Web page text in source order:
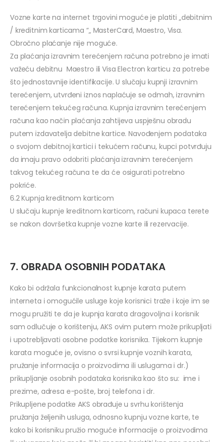
Vozne karte na internet trgovini moguće je platiti „debitnim
/ kreditnim karticama “„ MasterCard, Maestro, Visa.
Obročno plaćanje nije moguće.
Za plaćanja izravnim terećenjem računa potrebno je imati
važeću debitnu Maestro ili Visa Electron karticu za potrebe
što jednostavnije identifikacije. U slučaju kupnji izravnim
terećenjem, utvrđeni iznos naplaćuje se odmah, izravnim
terećenjem tekućeg računa. Kupnja izravnim terećenjem
računa kao način plaćanja zahtijeva uspješnu obradu
putem izdavatelja debitne kartice. Navođenjem podataka
o svojom debitnoj kartici i tekućem računu, kupci potvrđuju
da imaju pravo odobriti plaćanja izravnim terećenjem
takvog tekućeg računa te da će osigurati potrebno
pokriće.
6.2 Kupnja kreditnom karticom
U slučaju kupnje kreditnom karticom, računi kupaca terete
se nakon dovršetka kupnje vozne karte ili rezervacije.
7. OBRADA OSOBNIH PODATAKA
Kako bi održala funkcionalnost kupnje karata putem
interneta i omogućile usluge koje korisnici traže i koje im se
mogu pružiti te da je kupnja karata dragovoljna i korisnik
sam odlučuje o korištenju, AKS ovim putem može prikupljati
i upotrebljavati osobne podatke korisnika. Tijekom kupnje
karata moguće je, ovisno o svrsi kupnje voznih karata,
pružanje informacija o proizvodima ili uslugama i dr.)
prikupljanje osobnih podataka korisnika kao što su: ime i
prezime, adresa e-pošte, broj telefona i dr.
Prikupljene podatke AKS obrađuje u svrhu korištenja
pružanja željenih usluga, odnosno kupnju vozne karte, te
kako bi korisniku pružio moguće informacije o proizvodima